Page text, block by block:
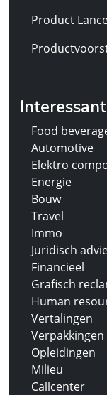
Product
Food
Automotive
Elektro
Energie
Bouw
Travel
Immo
Juridisch
Financieel
Grafisch
Human
Vertalingen
Verpakkingen
Opleidingen
Milieu
Callcenter